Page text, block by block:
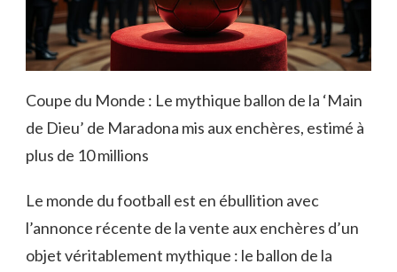
Coupe du Monde : Le mythique ballon de la ‘Main
de Dieu’ de Maradona mis aux enchères, estimé à
plus de 10 millions
Le monde du football est en ébullition avec
l’annonce récente de la vente aux enchères d’un
objet véritablement mythique : le ballon de la